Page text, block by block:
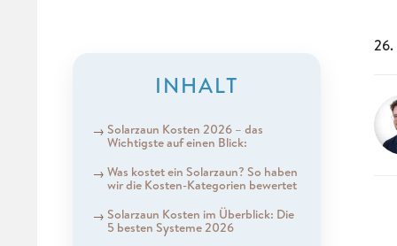
INHALT
Solarzaun Kosten 2026 – das
Wichtigste auf einen Blick:
Was kostet ein Solarzaun? So haben
wir die Kosten-Kategorien bewertet
Solarzaun Kosten im Überblick: Die
5 besten Systeme 2026